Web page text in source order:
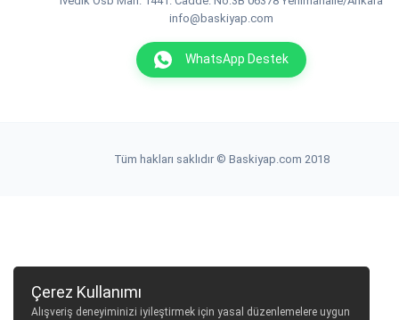
info@baskiyap.com
WhatsApp Destek
Tüm hakları saklıdır © Baskiyap.com 2018
Çerez Kullanımı
Alışveriş deneyiminizi iyileştirmek için yasal düzenlemelere uygun